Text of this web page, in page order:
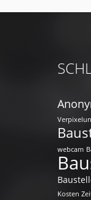
webcam
Kosten